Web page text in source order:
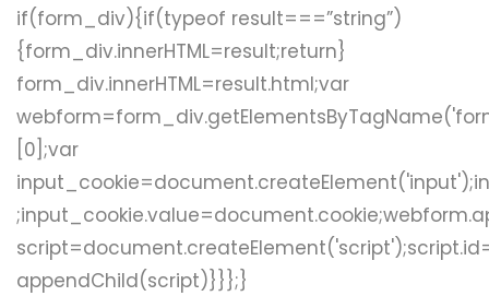
if(form_div){if(typeof result===”string”)
{form_div.innerHTML=result;return}
form_div.innerHTML=result.html;var
[0];var
appendChild(script)}}};}